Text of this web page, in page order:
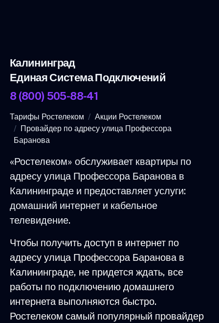
Калининград
Единая Система Подключений
8 (800) 505-88-41
Тарифы Ростелеком
Акции Ростелеком
Провайдер по адресу улица Профессора
Баранова
«Ростелеком» обслуживает квартиры по
адресу улица Профессора Баранова в
Калининграде и предоставляет услуги:
домашний интернет и кабельное
телевидение.
Чтобы получить доступ в интернет по
адресу улица Профессора Баранова в
Калининграде, не придется ждать, все
работы по подключению домашнего
интернета выполняются быстро.
Ростелеком самый популярный провайдер